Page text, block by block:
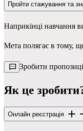
Пройти стажування та
Наприкінці навчання
Мета полягає в тому,
Зробити
Як це
Онлайн реєстрація